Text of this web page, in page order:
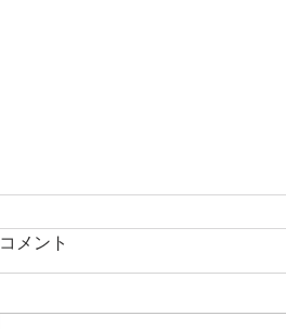
コメント